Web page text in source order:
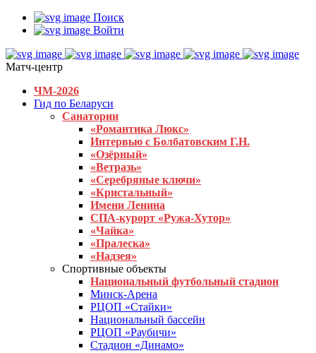
Поиск
Войти
Матч-центр
ЧМ-2026
Гид по Беларуси
Санатории
«Романтика Люкс»
Интервью с Болбатовским Г.Н.
«Озёрный»
«Ветразь»
«Серебряные ключи»
«Кристальный»
Имени Ленина
СПА-курорт «Ружа-Хутор»
«Чайка»
«Пралеска»
«Надзея»
Спортивные объекты
Национальный футбольный стадион
Минск-Арена
РЦОП «Стайки»
Национальный бассейн
РЦОП «Раубичи»
Стадион «Динамо»